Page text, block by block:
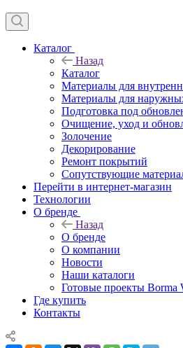
Каталог
Назад
Каталог
Материалы для
Материалы для
Подготовка под
Очищение, уход и
Золочение
Декорирование
Ремонт покрытий
Сопутствующие
Перейти в интернет-магазин
Технологии
О бренде
Назад
О бренде
О компании
Новости
Наши каталоги
Готовые проекты Borma
Где купить
Контакты